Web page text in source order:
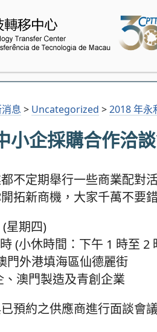
息 > Uncategorized >2018 年永
小企採購合作洽
不定期舉行一些商業配對
拓新商機，大家千萬不要
星期四)
(小休時間：下午 1 時至 2
門外港填海區仙德麗街
澳門製造及青創企業
預約之供應商進行面談會